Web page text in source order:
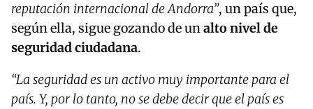
reputación internacional de Andorra”, un país que,
según ella, sigue gozando de unalto nivel de
seguridad ciudadana.
“La seguridad es un activo muy importante para el
país. Y, por lo tanto, no se debe decir que el país es